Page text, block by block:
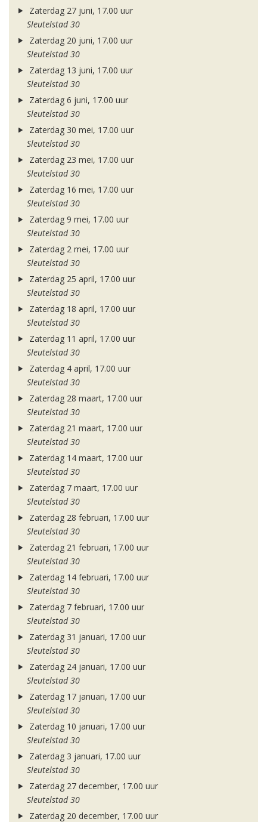
Zaterdag 27 juni, 17.00 uur
Sleutelstad 30
Zaterdag 20 juni, 17.00 uur
Sleutelstad 30
Zaterdag 13 juni, 17.00 uur
Sleutelstad 30
Zaterdag 6 juni, 17.00 uur
Sleutelstad 30
Zaterdag 30 mei, 17.00 uur
Sleutelstad 30
Zaterdag 23 mei, 17.00 uur
Sleutelstad 30
Zaterdag 16 mei, 17.00 uur
Sleutelstad 30
Zaterdag 9 mei, 17.00 uur
Sleutelstad 30
Zaterdag 2 mei, 17.00 uur
Sleutelstad 30
Zaterdag 25 april, 17.00 uur
Sleutelstad 30
Zaterdag 18 april, 17.00 uur
Sleutelstad 30
Zaterdag 11 april, 17.00 uur
Sleutelstad 30
Zaterdag 4 april, 17.00 uur
Sleutelstad 30
Zaterdag 28 maart, 17.00 uur
Sleutelstad 30
Zaterdag 21 maart, 17.00 uur
Sleutelstad 30
Zaterdag 14 maart, 17.00 uur
Sleutelstad 30
Zaterdag 7 maart, 17.00 uur
Sleutelstad 30
Zaterdag 28 februari, 17.00 uur
Sleutelstad 30
Zaterdag 21 februari, 17.00 uur
Sleutelstad 30
Zaterdag 14 februari, 17.00 uur
Sleutelstad 30
Zaterdag 7 februari, 17.00 uur
Sleutelstad 30
Zaterdag 31 januari, 17.00 uur
Sleutelstad 30
Zaterdag 24 januari, 17.00 uur
Sleutelstad 30
Zaterdag 17 januari, 17.00 uur
Sleutelstad 30
Zaterdag 10 januari, 17.00 uur
Sleutelstad 30
Zaterdag 3 januari, 17.00 uur
Sleutelstad 30
Zaterdag 27 december, 17.00 uur
Sleutelstad 30
Zaterdag 20 december, 17.00 uur